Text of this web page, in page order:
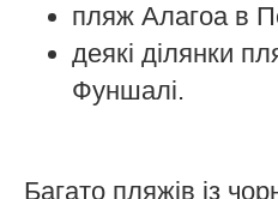
пляж Алагоа в
деякі ділянки
Фуншалі.
Багато пляжів із